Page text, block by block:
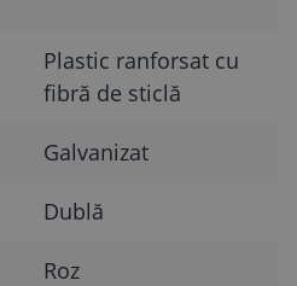
Plastic ranforsat cu
fibră de sticlă
Galvanizat
Dublă
Roz